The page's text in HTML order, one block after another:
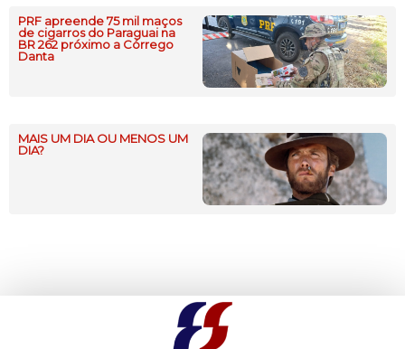
PRF apreende 75 mil maços
de cigarros do Paraguai na
BR 262 próximo a Córrego
Danta
MAIS UM DIA OU MENOS UM
DIA?